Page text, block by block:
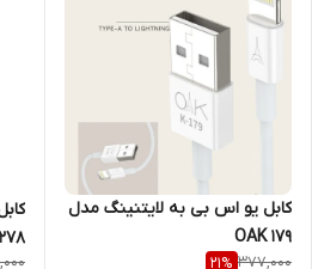
کابل یو اس بی به لایتنینگ مدل
OAK 179
377,000
21%
278 OAK